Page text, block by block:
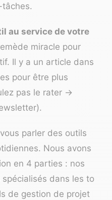
au service de votre
miracle pour
Il y a un article dans
pour être plus
pas le rater ->
).
parler des outils
Nous avons
en 4 parties : nos
dans les to
de gestion de projet